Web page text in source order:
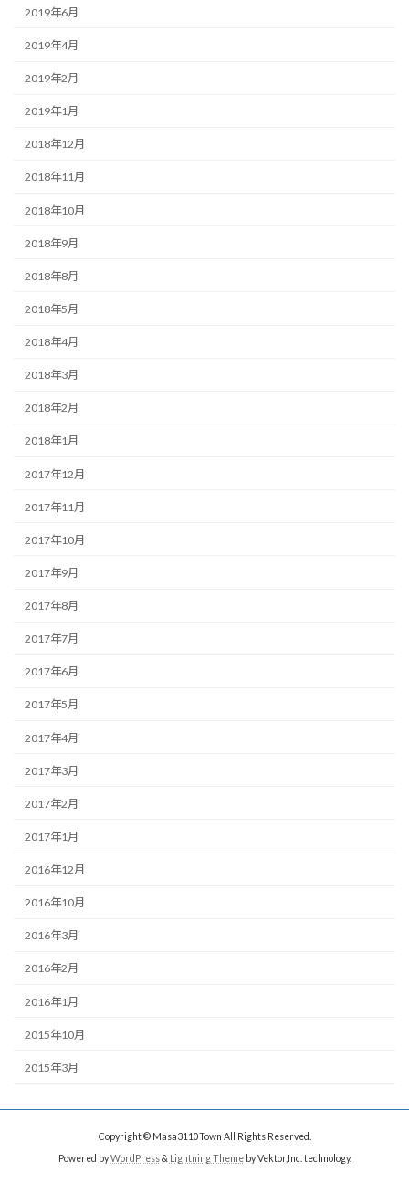
2019年6月
2019年4月
2019年2月
2019年1月
2018年12月
2018年11月
2018年10月
2018年9月
2018年8月
2018年5月
2018年4月
2018年3月
2018年2月
2018年1月
2017年12月
2017年11月
2017年10月
2017年9月
2017年8月
2017年7月
2017年6月
2017年5月
2017年4月
2017年3月
2017年2月
2017年1月
2016年12月
2016年10月
2016年3月
2016年2月
2016年1月
2015年10月
2015年3月
Copyright © Masa3110Town All Rights Reserved.
Powered byWordPress& Lightning Themeby Vektor,Inc. technology.